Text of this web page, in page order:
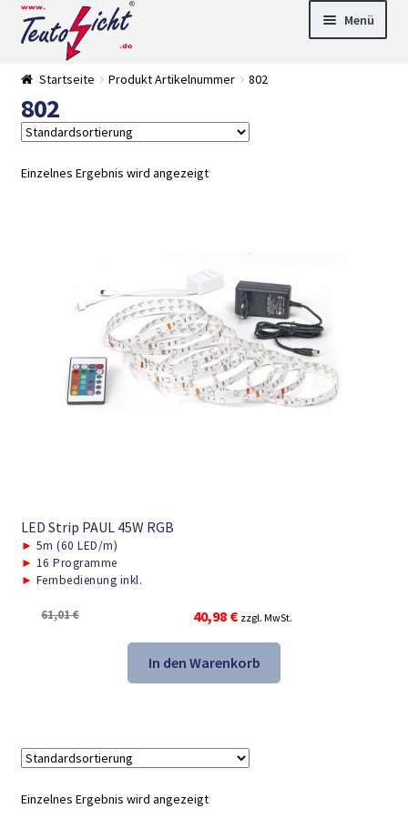
Zur
Navigation
springen
Springe
zum
Menü
Startseite Produkt Artikelnummer 802
802
Einzelnes Ergebnis wird angezeigt
LED Strip PAUL 45W RGB
► 5m (60 LED/m)
► 16 Programme
► Fernbedienung inkl.
61,01€
Ursprünglicher
Preis
war:
61,01 €
40,98 €Aktueller
Preis
ist:
40,98 €.
zzgl. MwSt.
In den Warenkorb
Einzelnes Ergebnis wird angezeigt